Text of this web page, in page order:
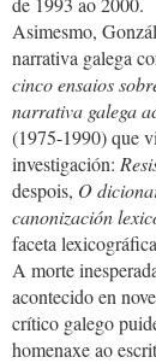
Asimesmo,
narrativa galega
cincoensaios
narrativa galega
(1975-1990) que
investigación:
despois, O
canonización
faceta
A morte
acontecido en
crítico galego
homenaxe ao